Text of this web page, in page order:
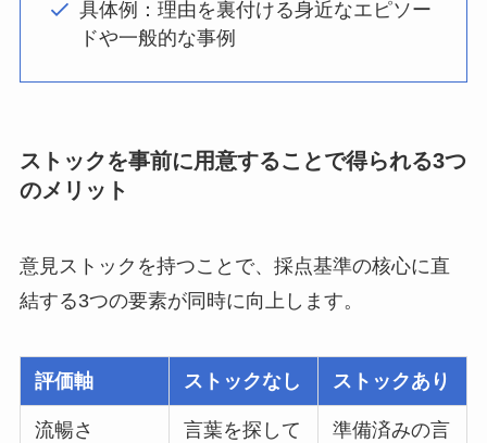
具体例：理由を裏付ける身近なエピソー
ドや一般的な事例
ストックを事前に用意することで得られる3つ
のメリット
意見ストックを持つことで、採点基準の核心に直
結する3つの要素が同時に向上します。
評価軸 ストックなし ストックあり
流暢さ 言葉を探して 準備済みの言